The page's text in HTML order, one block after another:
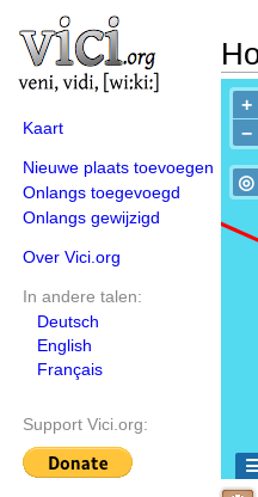
Kaart
Nieuwe plaats toevoegen
Onlangs toegevoegd
Onlangs gewijzigd
Over Vici.org
In andere talen:
Deutsch
English
Français
Support Vici.org:
+
−
◎